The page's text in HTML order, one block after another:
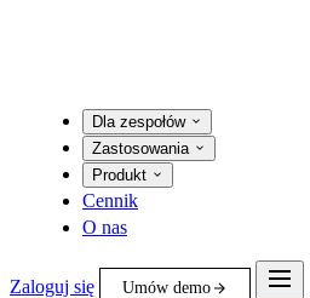
Dla zespołów
Zastosowania
Produkt
Cennik
O nas
Zaloguj się Umów demo